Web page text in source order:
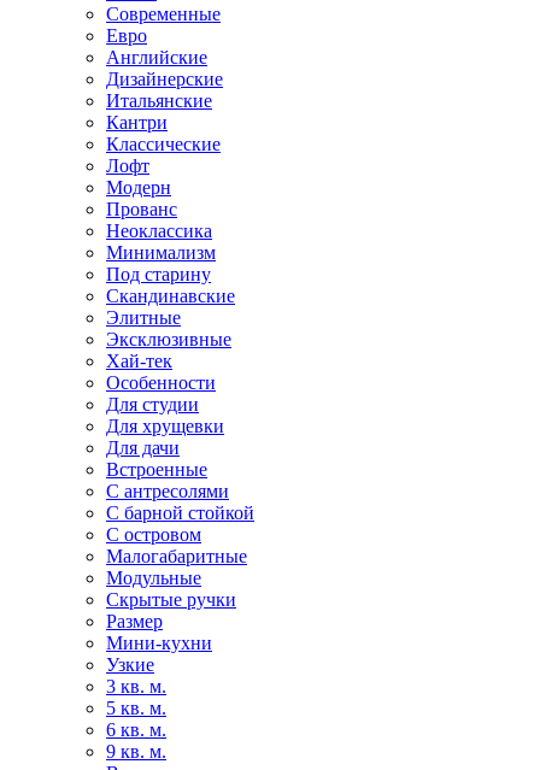
Современные
Евро
Английские
Дизайнерские
Итальянские
Кантри
Классические
Лофт
Модерн
Прованс
Неоклассика
Минимализм
Под старину
Скандинавские
Элитные
Эксклюзивные
Хай-тек
Особенности
Для студии
Для хрущевки
Для дачи
Встроенные
С антресолями
С барной стойкой
С островом
Малогабаритные
Модульные
Скрытые ручки
Размер
Мини-кухни
Узкие
3 кв. м.
5 кв. м.
6 кв. м.
9 кв. м.